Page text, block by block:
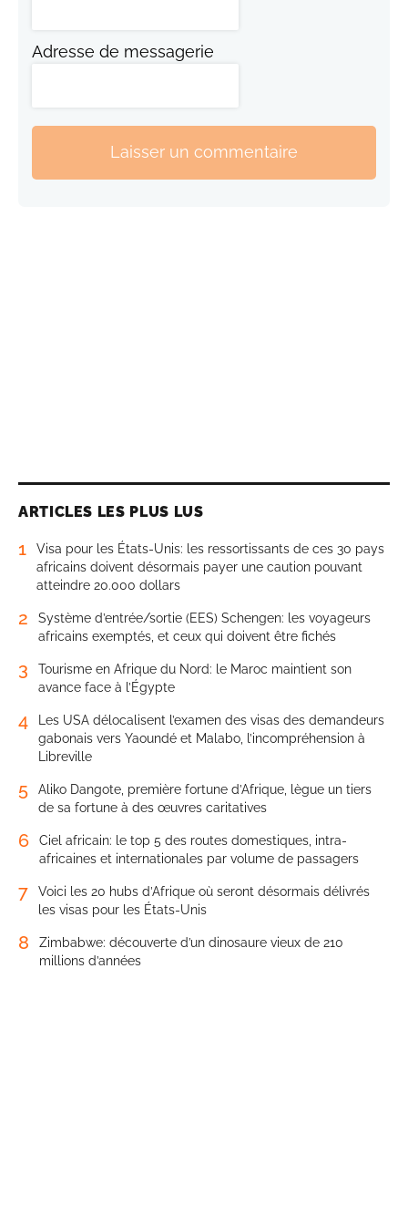
Adresse de messagerie
Laisser un commentaire
ARTICLES LES PLUS LUS
1
Visa pour les États-Unis: les ressortissants de ces 30 pays
africains doivent désormais payer une caution pouvant
atteindre 20.000 dollars
2
Système d’entrée/sortie (EES) Schengen: les voyageurs
africains exemptés, et ceux qui doivent être fichés
3
Tourisme en Afrique du Nord: le Maroc maintient son
avance face à l’Égypte
4
Les USA délocalisent l’examen des visas des demandeurs
gabonais vers Yaoundé et Malabo, l’incompréhension à
Libreville
5
Aliko Dangote, première fortune d’Afrique, lègue un tiers
de sa fortune à des œuvres caritatives
6
Ciel africain: le top 5 des routes domestiques, intra-
africaines et internationales par volume de passagers
7
Voici les 20 hubs d’Afrique où seront désormais délivrés
les visas pour les États-Unis
8
Zimbabwe: découverte d’un dinosaure vieux de 210
millions d’années